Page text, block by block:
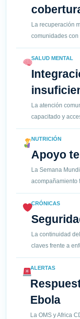
La recuperación
comunidades
SALUD MENTAL
La atención
capacitado y
NUTRICIÓN
Apoyo
La Semana
acompañamiento
CRÓNICAS
La continuidad
claves frente a
ALERTAS
Ebola
La OMS y Africa